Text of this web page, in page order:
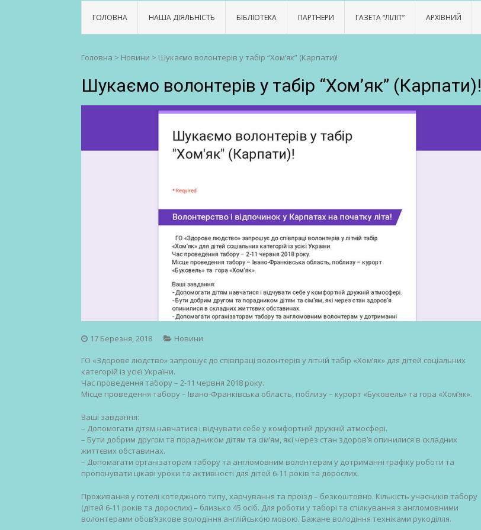
ГОЛОВНА НАША ДІЯЛЬНІСТЬ БІБЛІОТЕКА ПАРТНЕРИ ГАЗЕТА “ЛІЛІТ” АРХІВНИЙ
Головна > Новини > Шукаємо волонтерів у табір “Хом’як” (Карпати)!
Шукаємо волонтерів у табір “Хом’як” (Карпати)!
17 Березня, 2018 Новини
ГО «Здорове людство» запрошує до співпраці волонтерів у літній табір «Хом’як» для дітей соціальних
категорій із усієї України.
Час проведення табору – 2-11 червня 2018 року.
Місце проведення табору – Івано-Франківська область, поблизу – курорт «Буковель» та гора «Хом’як».
Ваші завдання:
– Допомогати дітям навчатися і відчувати себе у комфортній дружній атмосфері.
– Бути добрим другом та порадником дітям та сім’ям, які через стан здоров’я опинилися в складних
життєвих обставинах.
– Допомагати організаторам табору та англомовним волонтерам у дотриманні графіку роботи та
пропонувати цікаві уроки та активності для дітей 6-11 років та дорослих.
Проживання у готелі котеджного типу, харчування та проїзд – безкоштовно. Кількість учасників табору
(дітей 6-11 років та дорослих) – близько 45 осіб. Для роботи у таборі та спілкування з англомовними
волонтерами обов’язкове володіння англійською мовою. Бажане володіння техніками рукоділля.